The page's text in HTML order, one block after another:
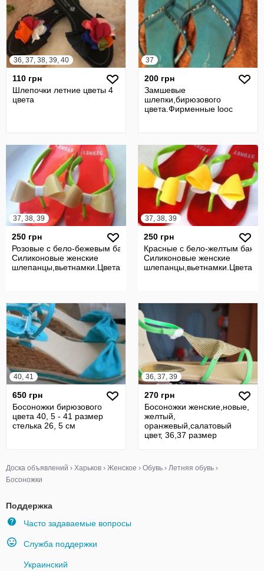
36, 37, 38, 39, 40
110 грн
Шлепочки летние цветы 4
цвета
37
200 грн
Замшевые
шлепки,бирюзового
цвета.Фирменные looc
37, 38, 39
250 грн
Розовые с бело-бежевым бантом
Силиконовые женские
шлепанцы,вьетнамки.Цвета.Недорого.
37, 38, 39
250 грн
Красные с бело-желтым
Силиконовые женские
40, 41
650 грн
Босоножки бирюзового
цвета 40, 5 - 41 размер
стелька 26, 5 см
36, 37, 39
270 грн
Босоножки женские,новые,
желтый,
оранжевый,салатовый
цвет, 36,37 размер
Доска объявлений › Харьков › Женское › Обувь › Летняя обувь ›
Босоножки
Поддержка
Часто задаваемые вопросы
Служба поддержки
Украинский